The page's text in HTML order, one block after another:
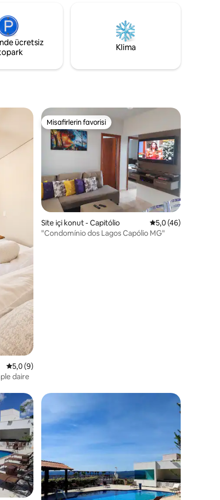
ücretsiz
Klima
5 üzerinden ortalama 5,0 puan, 9 değerlendirme
5,0 (9)
daire
Misafirlerin favorisi
Misafirlerin favorisi
Site içi konut - Capitólio 5 üzerinden
5,0 (46)
"Condomínio dos Lagos Capólio MG"